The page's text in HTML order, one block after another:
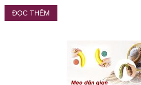
ĐỌC THÊM